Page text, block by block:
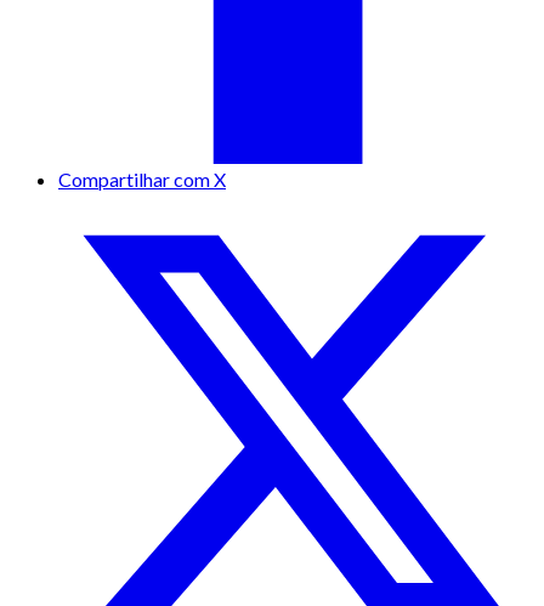
Compartilhar com X